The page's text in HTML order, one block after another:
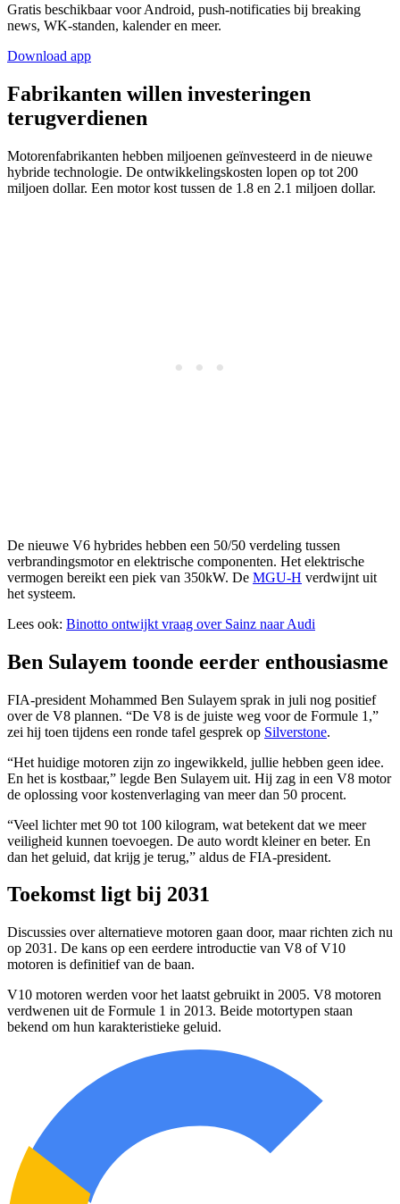
Gratis beschikbaar voor Android, push-notificaties bij breaking
news, WK-standen, kalender en meer.
Download app
Fabrikanten willen investeringen
terugverdienen
Motorenfabrikanten hebben miljoenen geïnvesteerd in de nieuwe
hybride technologie. De ontwikkelingskosten lopen op tot 200
miljoen dollar. Een motor kost tussen de 1.8 en 2.1 miljoen dollar.
De nieuwe V6 hybrides hebben een 50/50 verdeling tussen
verbrandingsmotor en elektrische componenten. Het elektrische
vermogen bereikt een piek van 350kW. De MGU-H verdwijnt uit
het systeem.
Lees ook: Binotto ontwijkt vraag over Sainz naar Audi
Ben Sulayem toonde eerder enthousiasme
FIA-president Mohammed Ben Sulayem sprak in juli nog positief
over de V8 plannen. “De V8 is de juiste weg voor de Formule 1,”
zei hij toen tijdens een ronde tafel gesprek op Silverstone.
“Het huidige motoren zijn zo ingewikkeld, jullie hebben geen idee.
En het is kostbaar,” legde Ben Sulayem uit. Hij zag in een V8 motor
de oplossing voor kostenverlaging van meer dan 50 procent.
“Veel lichter met 90 tot 100 kilogram, wat betekent dat we meer
veiligheid kunnen toevoegen. De auto wordt kleiner en beter. En
dan het geluid, dat krijg je terug,” aldus de FIA-president.
Toekomst ligt bij 2031
Discussies over alternatieve motoren gaan door, maar richten zich nu
op 2031. De kans op een eerdere introductie van V8 of V10
motoren is definitief van de baan.
V10 motoren werden voor het laatst gebruikt in 2005. V8 motoren
verdwenen uit de Formule 1 in 2013. Beide motortypen staan
bekend om hun karakteristieke geluid.